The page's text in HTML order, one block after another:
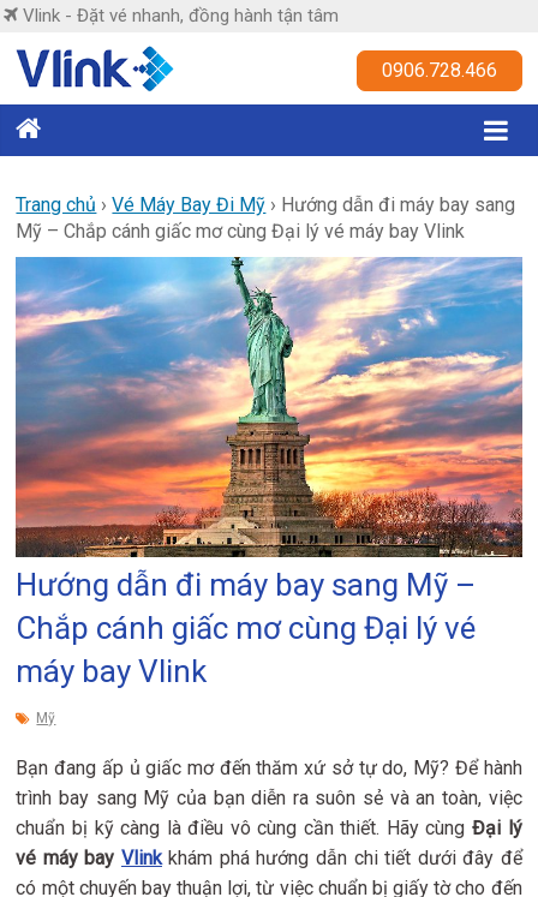
Skip
content
Vlink - Đặt vé nhanh, đồng hành tận tâm
Vlink
nhanh,
đồng
hành
tận
tâm
0906.728.466
Trang chủ ›Vé Máy Bay Đi Mỹ › Hướng dẫn đi máy bay sang
Mỹ – Chắp cánh giấc mơ cùng Đại lý vé máy bay Vlink
Hướng dẫn đi máy bay sang Mỹ –
Chắp cánh giấc mơ cùng Đại lý vé
máy bay Vlink
Mỹ
Bạn đang ấp ủ giấc mơ đến thăm xứ sở tự do, Mỹ? Để hành
trình bay sang Mỹ của bạn diễn ra suôn sẻ và an toàn, việc
chuẩn bị kỹ càng là điều vô cùng cần thiết. Hãy cùng Đại lý
vé máy bay Vlinkkhám phá hướng dẫn chi tiết dưới đây để
có một chuyến bay thuận lợi, từ việc chuẩn bị giấy tờ cho đến